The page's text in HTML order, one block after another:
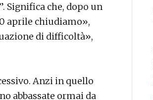
Significa che, dopo un
aprile chiudiamo»,
di difficoltà»,
Anzi in quello
abbassate ormai da